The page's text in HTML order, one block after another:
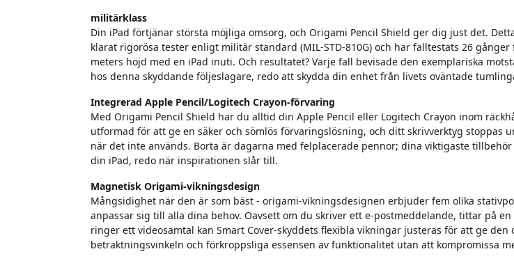
militärklass
Din iPad förtjänar största möjliga omsorg, och Origami Pencil Shield ger dig just det.
klarat rigorösa tester enligt militär standard (MIL-STD-810G) och har falltestats 26 gånger
meters höjd med en iPad inuti. Och resultatet? Varje fall bevisade den exemplariska
hos denna skyddande följeslagare, redo att skydda din enhet från livets oväntade
Integrerad Apple Pencil/Logitech Crayon-förvaring
Med Origami Pencil Shield har du alltid din Apple Pencil eller Logitech Crayon inom
utformad för att ge en säker och sömlös förvaringslösning, och ditt skrivverktyg stoppas
när det inte används. Borta är dagarna med felplacerade pennor; dina viktigaste
din iPad, redo när inspirationen slår till.
Magnetisk Origami-vikningsdesign
Mångsidighet när den är som bäst - origami-vikningsdesignen erbjuder fem olika
anpassar sig till alla dina behov. Oavsett om du skriver ett e-postmeddelande, tittar på
ringer ett videosamtal kan Smart Cover-skyddets flexibla vikningar justeras för att ge den
betraktningsvinkeln och förkroppsliga essensen av funktionalitet utan att kompromissa